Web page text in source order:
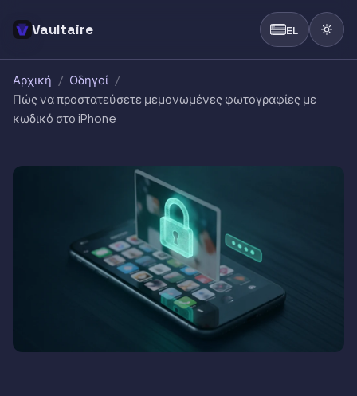
Vaultaire EL
Αρχική / Οδηγοί /
Πώς να προστατεύσετε μεμονωμένες φωτογραφίες με
κωδικό στο iPhone